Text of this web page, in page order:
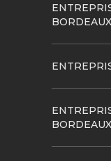
BORDEAUX
BORDEAUX